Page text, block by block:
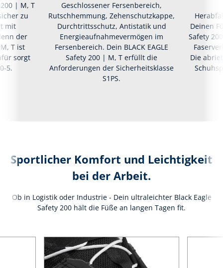
200 | M, T
zu
mit
der
T ist
sorgt
5.
Geschlossener Fersenbereich,
Rutschhemmung, Zehenschutzkappe,
Durchtrittsschutz, Antistatik und
Energieaufnahmevermögen im
Fersenbereich. Dein BLACK EAGLE
Safety 200 | M, T erfüllt die
Anforderungen der Sicherheitsklasse
S1PS.
Deinen
Safety
Die
Sportlicher Komfort und Leichtigkeit
bei der Arbeit.
Ob in Logistik oder Industrie - Dein ultraleichter Black Eagle
Safety 200 hält die Füße an langen Tagen fit.